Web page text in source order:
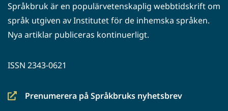
Språkbruk är en populärvetenskaplig webbtidskrift om
språk utgiven av Institutet för de inhemska språken.
Nya artiklar publiceras kontinuerligt.
ISSN 2343-0621
Prenumerera på Språkbruks nyhetsbrev
(siirryt